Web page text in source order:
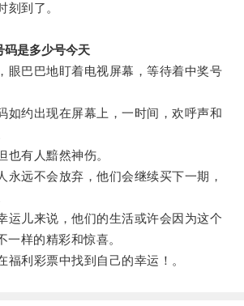
到了。
码是多少号今天
巴巴地盯着电视屏幕，等待着中奖号
约出现在屏幕上，一时间，欢呼声和
有人黯然神伤。
远不会放弃，他们会继续买下一期，
儿来说，他们的生活或许会因为这个
一样的精彩和惊喜。
利彩票中找到自己的幸运！。